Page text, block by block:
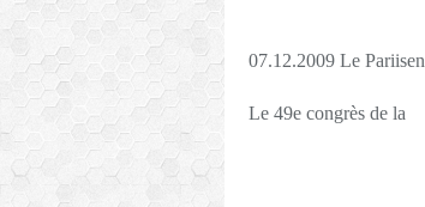
07.12.2009 Le Pariisen
Le 49e congrès de la